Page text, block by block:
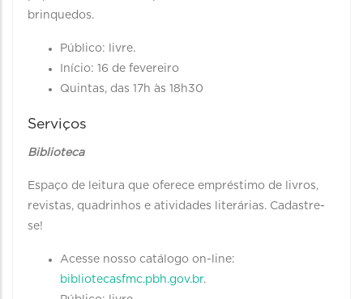
brinquedos.
Público: livre.
Início: 16 de fevereiro
Quintas, das 17h às 18h30
Serviços
Biblioteca
Espaço de leitura que oferece empréstimo de livros,
revistas, quadrinhos e atividades literárias. Cadastre-
se!
Acesse nosso catálogo on-line:
bibliotecasfmc.pbh.gov.br.